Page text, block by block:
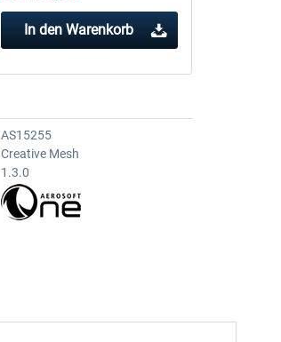
In den Warenkorb
AS15255
Creative Mesh
1.3.0